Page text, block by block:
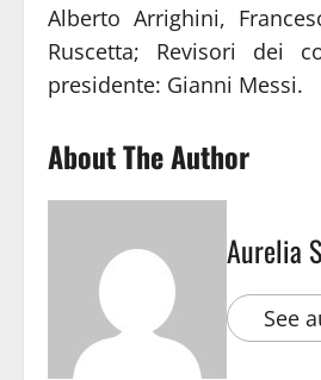
Alberto Arrighini,
Ruscetta; Revisori dei
presidente: Gianni Messi.
About The Author
Aurelia
See